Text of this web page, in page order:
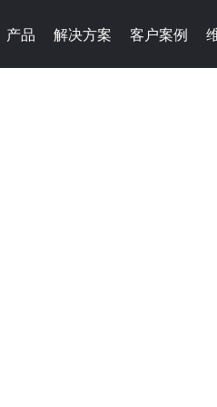
产品 解决方案 客户案例